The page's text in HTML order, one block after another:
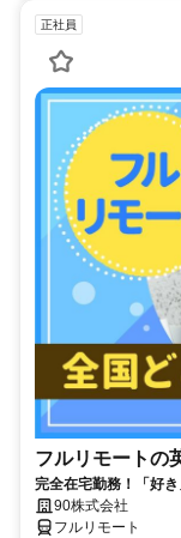
正社員
フルリモートの
完全在宅勤務！「好
90株式会社
フルリモート